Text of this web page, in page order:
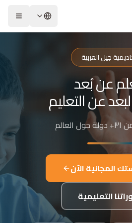
وتجويد القرآن الكريم والتربية الإسلامية والعلوم للأطفال والبالغين من مختلف أنحاء العالم.
وغير الناطقين بها
إجازات معتمدة
التركية، الإنجليزية، الفرنسية
جيل العربية
عن بُعد
عن التعليم
المجانية الآن
التعليمية